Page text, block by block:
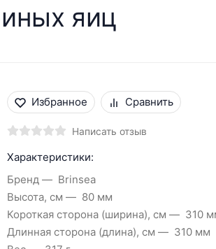
яиц
Избранное Сравнить
Написать отзыв
Характеристики:
Бренд
Brinsea
Высота, см
80 мм
Короткая сторона (ширина), см
310
Длинная сторона (длина), см
310 мм